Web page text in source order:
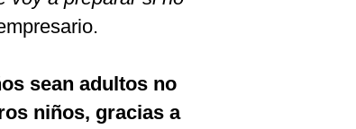
sean adultos no
niños, gracias a